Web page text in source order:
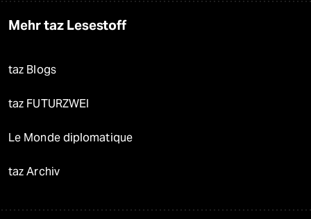
Mehr taz Lesestoff
taz Blogs
taz FUTURZWEI
Le Monde diplomatique
taz Archiv